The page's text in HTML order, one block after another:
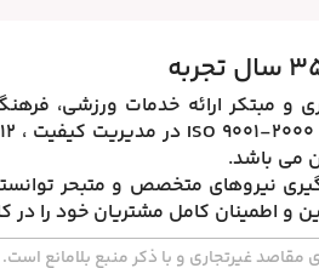
و مبتکر ارائه خدمات ورزشی،
، با بکارگیری نیروهای متخصص و
کامل مشتریان خود را در
مقاصد غیرتجاری و با ذکر منبع بلامانع